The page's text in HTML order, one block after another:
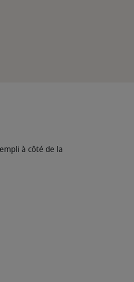
à côté de la